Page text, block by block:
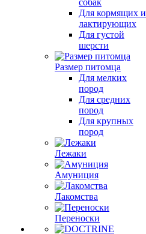
собак
Для кормящих и
лактирующих
Для густой
шерсти
Размер питомца
Для мелких
пород
Для средних
пород
Для крупных
пород
Лежаки
Амуниция
Лакомства
Переноски